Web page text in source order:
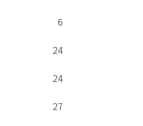
6
24
24
27